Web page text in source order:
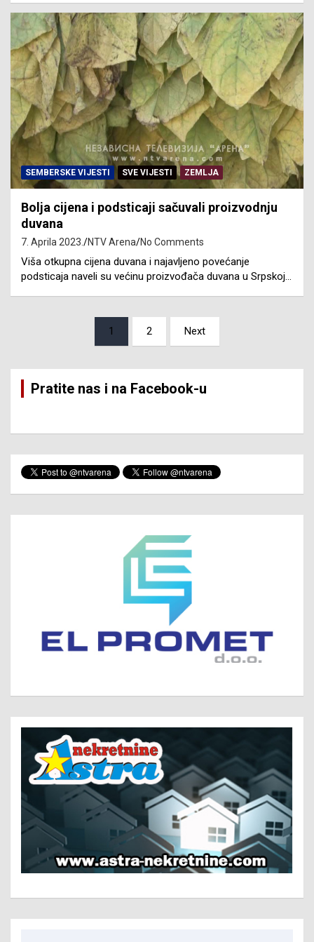
SEMBERSKE VIJESTI SVE VIJESTI ZEMLJA
Bolja cijena i podsticaji sačuvali proizvodnju
duvana
7. Aprila 2023. NTV Arena No Comments
Viša otkupna cijena duvana i najavljeno povećanje
podsticaja naveli su većinu proizvođača duvana u Srpskoj…
1 2 Next
Pratite nas i na Facebook-u